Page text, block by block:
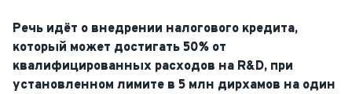
Речь идёт о внедрении налогового кредита,
который может достигать 50% от
квалифицированных расходов на R&D, при
установленном лимите в 5 млн дирхамов на один